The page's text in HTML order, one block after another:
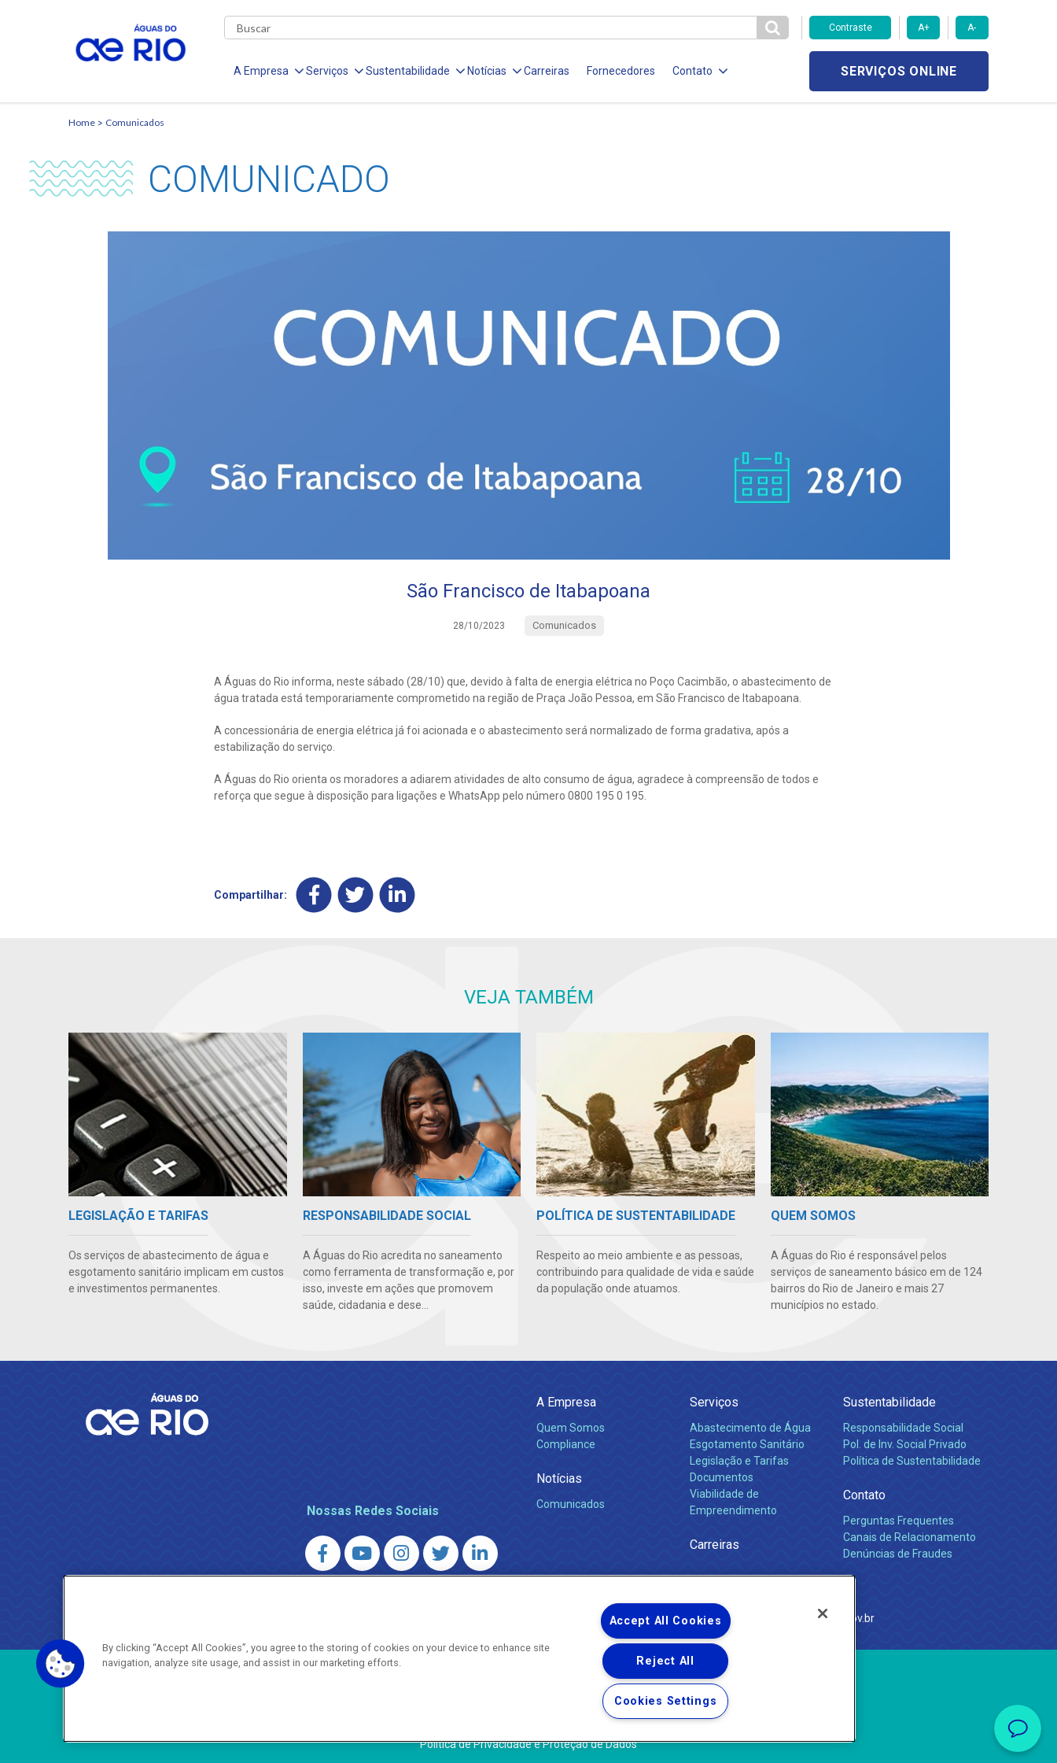
Contraste A+ A-
A Empresa Serviços Sustentabilidade Notícias Carreiras Fornecedores Contato SERVIÇOS ONLINE
Home Comunicados
COMUNICADO
São Francisco de Itabapoana
28/10/2023 Comunicados
A Águas do Rio informa, neste sábado (28/10) que, devido à falta de energia elétrica no Poço Cacimbão, o abastecimento de
água tratada está temporariamente comprometido na região de Praça João Pessoa, em São Francisco de Itabapoana.
A concessionária de energia elétrica já foi acionada e o abastecimento será normalizado de forma gradativa, após a
estabilização do serviço.
A Águas do Rio orienta os moradores a adiarem atividades de alto consumo de água, agradece à compreensão de todos e
reforça que segue à disposição para ligações e WhatsApp pelo número 0800 195 0 195.
Compartilhar:
VEJA TAMBÉM
LEGISLAÇÃO E TARIFAS
Os serviços de abastecimento de água e
esgotamento sanitário implicam em custos
e investimentos permanentes.
RESPONSABILIDADE SOCIAL
A Águas do Rio acredita no saneamento
como ferramenta de transformação e, por
isso, investe em ações que promovem
saúde, cidadania e dese...
POLÍTICA DE SUSTENTABILIDADE
Respeito ao meio ambiente e as pessoas,
contribuindo para qualidade de vida e saúde
da população onde atuamos.
QUEM SOMOS
A Águas do Rio é responsável pelos
serviços de saneamento básico em de 124
bairros do Rio de Janeiro e mais 27
municípios no estado.
Nossas Redes Sociais
A Empresa
Quem Somos
Compliance
Notícias
Comunicados
Serviços
Abastecimento de Água
Esgotamento Sanitário
Legislação e Tarifas
Documentos
Viabilidade de
Empreendimento
Carreiras
Sustentabilidade
Responsabilidade Social
Pol. de Inv. Social Privado
Política de Sustentabilidade
Contato
Perguntas Frequentes
Canais de Relacionamento
Denúncias de Fraudes
AGENERSA – Agência Reguladora de Energia e Saneamento do Estado do Rio de Janeiro
ouvidoria.agenersa@gmail.com http://www.agenersa.rj.gov.br
Copyright ® 2026 - Todos os Direitos Reservados.
Política de Privacidade e Proteção de Dados
By clicking “Accept All Cookies”, you agree to the storing of cookies on your device to enhance site
navigation, analyze site usage, and assist in our marketing efforts.
Accept All Cookies
Reject All
Cookies Settings